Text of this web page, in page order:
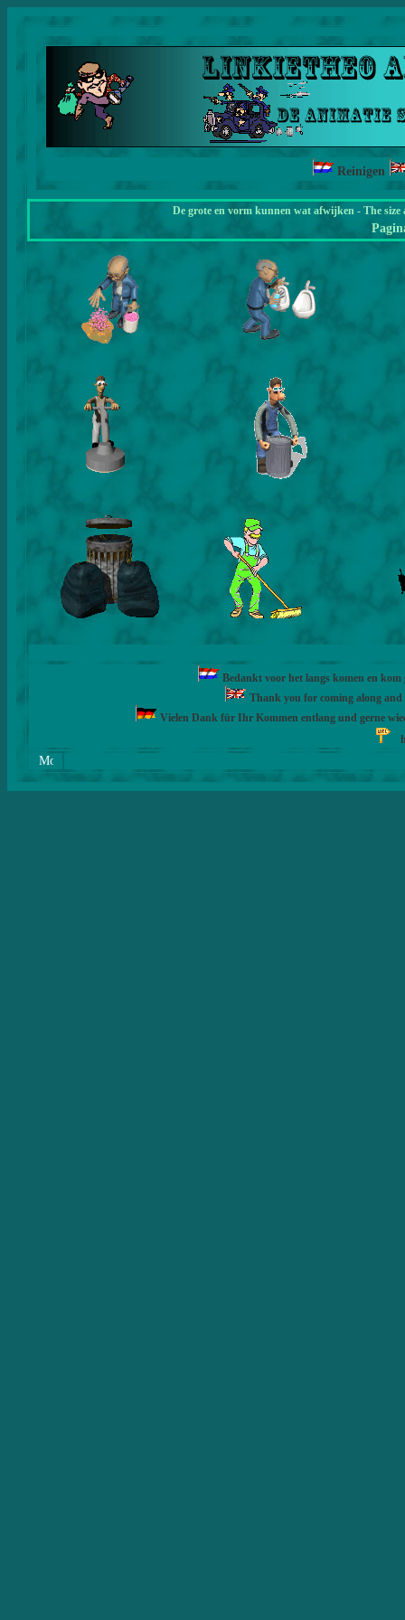
Reinigen
De grote en vorm kunnen wat afwijken - The
Bedankt voor het langs komen en
Thank you for coming along and
Vielen Dank für Ihr Kommen entlang und gerne